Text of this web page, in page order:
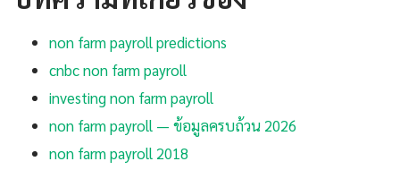
non farm payroll predictions
cnbc non farm payroll
investing non farm payroll
non farm payroll — ข้อมูลครบถ้วน 2026
non farm payroll 2018